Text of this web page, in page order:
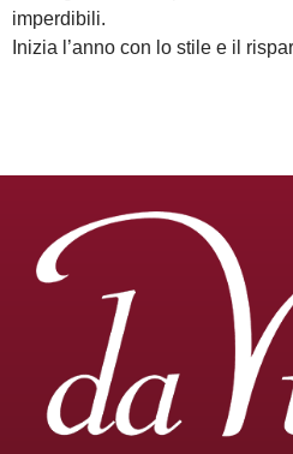
imperdibili.
Inizia l’anno con lo stile e il